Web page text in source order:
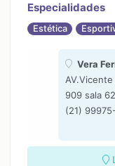
Especialidades
Estética
Vera
909 sala
(21)